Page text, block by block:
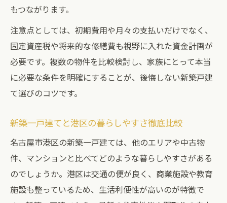
もつながります。
注意点としては、初期費用や月々の支払いだけでなく、
固定資産税や将来的な修繕費も視野に入れた資金計画が
必要です。複数の物件を比較検討し、家族にとって本当
に必要な条件を明確にすることが、後悔しない新築戸建
て選びのコツです。
新築一戸建てと港区の暮らしやすさ徹底比較
名古屋市港区の新築一戸建ては、他のエリアや中古物
件、マンションと比べてどのような暮らしやすさがある
のでしょうか。港区は交通の便が良く、商業施設や教育
施設も整っているため、生活利便性が高いのが特徴で